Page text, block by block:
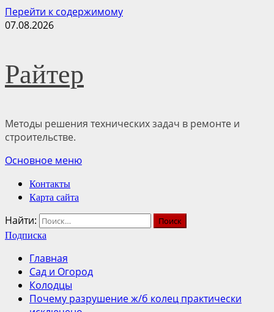
Перейти к содержимому
07.08.2026
Райтер
Методы решения технических задач в ремонте и
строительстве.
Основное меню
Контакты
Карта сайта
Найти:
Подписка
Главная
Сад и Огород
Колодцы
Почему разрушение ж/б колец практически